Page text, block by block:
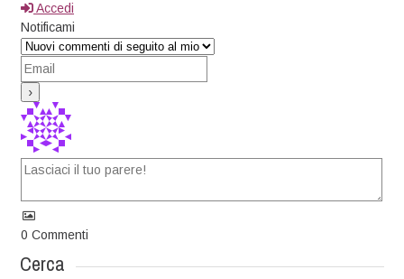
Accedi
Notificami
0 Commenti
Cerca